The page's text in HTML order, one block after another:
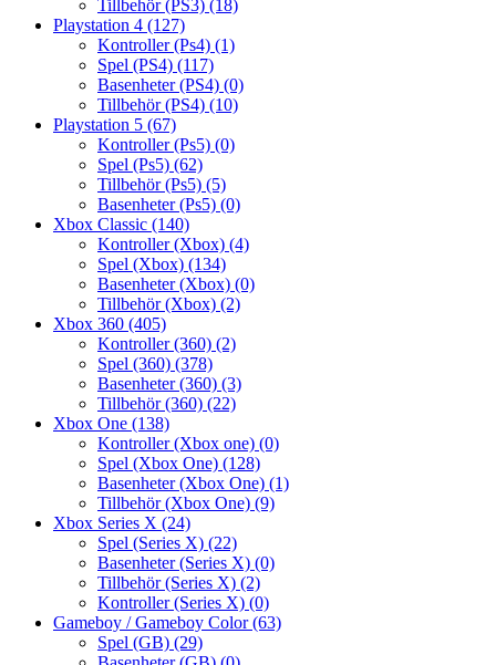
Tillbehör (PS3) (18)
Playstation 4 (127)
Kontroller (Ps4) (1)
Spel (PS4) (117)
Basenheter (PS4) (0)
Tillbehör (PS4) (10)
Playstation 5 (67)
Kontroller (Ps5) (0)
Spel (Ps5) (62)
Tillbehör (Ps5) (5)
Basenheter (Ps5) (0)
Xbox Classic (140)
Kontroller (Xbox) (4)
Spel (Xbox) (134)
Basenheter (Xbox) (0)
Tillbehör (Xbox) (2)
Xbox 360 (405)
Kontroller (360) (2)
Spel (360) (378)
Basenheter (360) (3)
Tillbehör (360) (22)
Xbox One (138)
Kontroller (Xbox one) (0)
Spel (Xbox One) (128)
Basenheter (Xbox One) (1)
Tillbehör (Xbox One) (9)
Xbox Series X (24)
Spel (Series X) (22)
Basenheter (Series X) (0)
Tillbehör (Series X) (2)
Kontroller (Series X) (0)
Gameboy / Gameboy Color(63)
Spel (GB) (29)